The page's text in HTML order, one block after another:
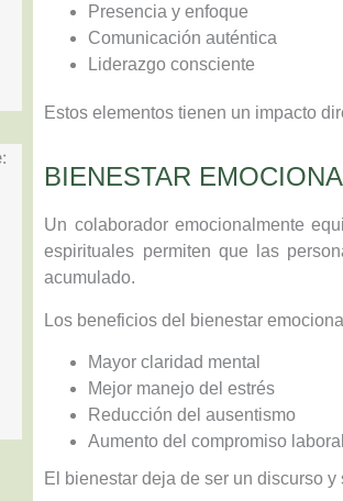
Presencia y enfoque
Comunicación auténtica
Liderazgo consciente
Estos elementos tienen un impacto
BIENESTAR
Un colaborador emocionalmente
espirituales permiten que las
acumulado.
Los beneficios del bienestar
Mayor claridad mental
Mejor manejo del estrés
Reducción del ausentismo
Aumento del compromiso laboral
El bienestar deja de ser un discurso